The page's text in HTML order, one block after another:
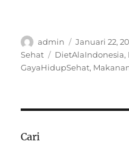
Author
admin
Posted
on
Januari 22,
Sehat
Tags
DietAlaIndonesia,
GayaHidupSehat,
Cari